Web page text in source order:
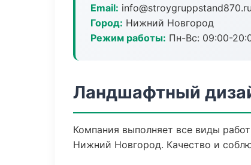
Email: info@stroygruppstand870.ru
Город: Нижний Новгород
Режим работы: Пн-Вс: 09:00-
Ландшафтный
Компания выполняет все виды
Нижний Новгород. Качество и